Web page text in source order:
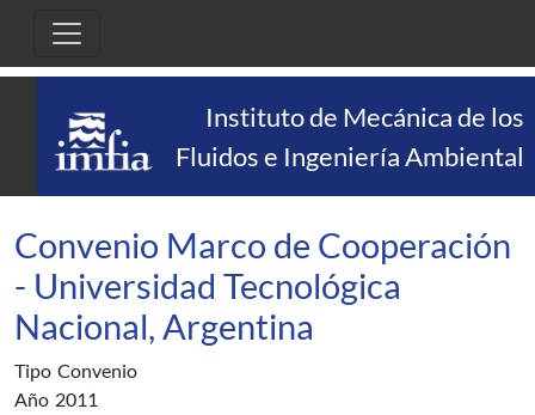
Instituto de Mecánica de los
Fluidos e Ingeniería Ambiental
Convenio Marco de Cooperación
- Universidad Tecnológica
Nacional, Argentina
Tipo Convenio
Año 2011